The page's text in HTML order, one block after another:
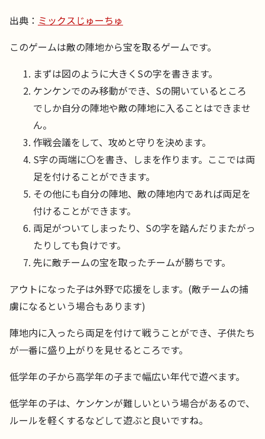
出典： ミックスじゅーちゅ
このゲームは敵の陣地から宝を取るゲームです。
まずは図のように大きくSの字を書きます。
ケンケンでのみ移動ができ、Sの開いているところ
でしか自分の陣地や敵の陣地に入ることはできませ
ん。
作戦会議をして、攻めと守りを決めます。
S字の両端に〇を書き、しまを作ります。ここでは両
足を付けることができます。
その他にも自分の陣地、敵の陣地内であれば両足を
付けることができます。
両足がついてしまったり、Sの字を踏んだりまたがっ
たりしても負けです。
先に敵チームの宝を取ったチームが勝ちです。
アウトになった子は外野で応援をします。(敵チームの捕
虜になるという場合もあります)
陣地内に入ったら両足を付けて戦うことができ、子供たち
が一番に盛り上がりを見せるところです。
低学年の子から高学年の子まで幅広い年代で遊べます。
低学年の子は、ケンケンが難しいという場合があるので、
ルールを軽くするなどして遊ぶと良いですね。